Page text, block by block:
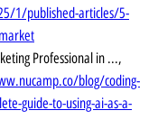
1/published-articles/5-
Professional in ...,
blog/coding-
guide-to-using-ai-as-a-